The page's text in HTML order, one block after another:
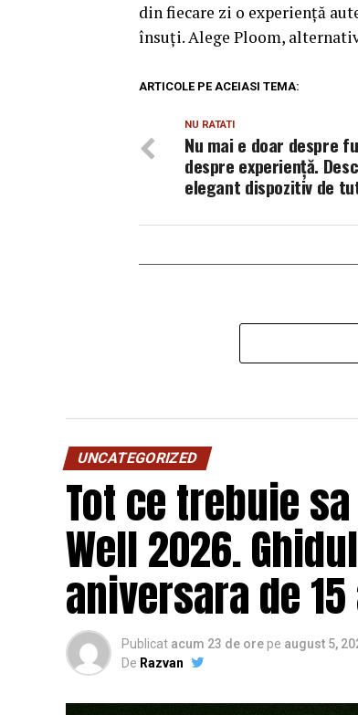
din fiecare zi o experiență
însuți. Alege Ploom,
ARTICOLE PE ACEIASI TEMA:
NU RATATI
Nu mai e doar despre
despre experiență.
elegant dispozitiv de
UNCATEGORIZED
Tot ce trebuie
Well 2026.
aniversara de
Publicat acum 23 de ore pe august 5,
De Razvan